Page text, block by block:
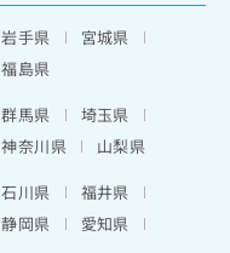
岩手県
宮城県
福島県
群馬県
埼玉県
神奈川県
山梨県
石川県
福井県
静岡県
愛知県